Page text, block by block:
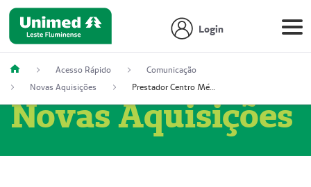
Login
Acesso Rápido
Comunicação
Novas Aquisições
Prestador Centro Médico Vitória Ltda, 51004350-4: Centro Médico Vitória Ltda (Nome Fantasia: Policlínica Master)
Novas Aquisições